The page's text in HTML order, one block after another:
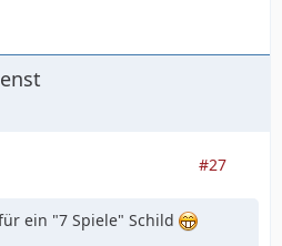
#27
ein "7 Spiele" Schild